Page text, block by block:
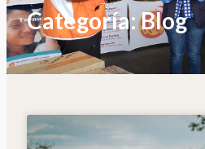
Categoría: Blog